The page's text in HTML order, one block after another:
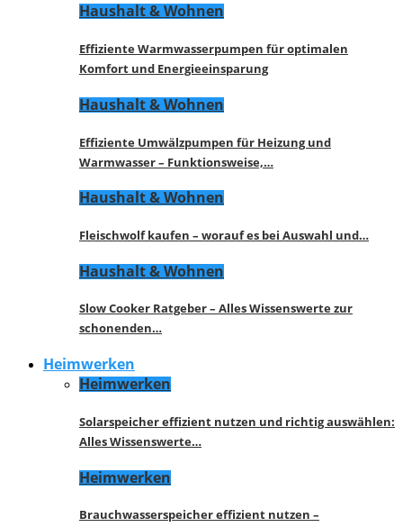
Haushalt & Wohnen
Effiziente Warmwasserpumpen für optimalen
Komfort und Energieeinsparung
Haushalt & Wohnen
Effiziente Umwälzpumpen für Heizung und
Warmwasser – Funktionsweise,…
Haushalt & Wohnen
Fleischwolf kaufen – worauf es bei Auswahl und…
Haushalt & Wohnen
Slow Cooker Ratgeber – Alles Wissenswerte zur
schonenden…
Heimwerken
Heimwerken
Solarspeicher effizient nutzen und richtig auswählen:
Alles Wissenswerte…
Heimwerken
Brauchwasserspeicher effizient nutzen –